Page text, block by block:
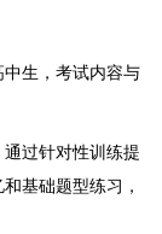
生，考试内容与
过针对性训练提
基础题型练习，